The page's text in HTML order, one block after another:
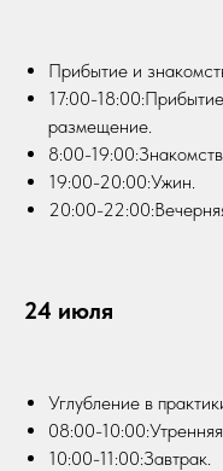
Прибытие и
17:00-
размещение.
8:00-
19:00-20:00:Ужин.
20:00-
24 июля
Углубление в
08:00-
10:00-11:00:Завтрак.